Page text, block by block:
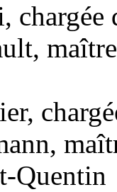
chargée
Quentin